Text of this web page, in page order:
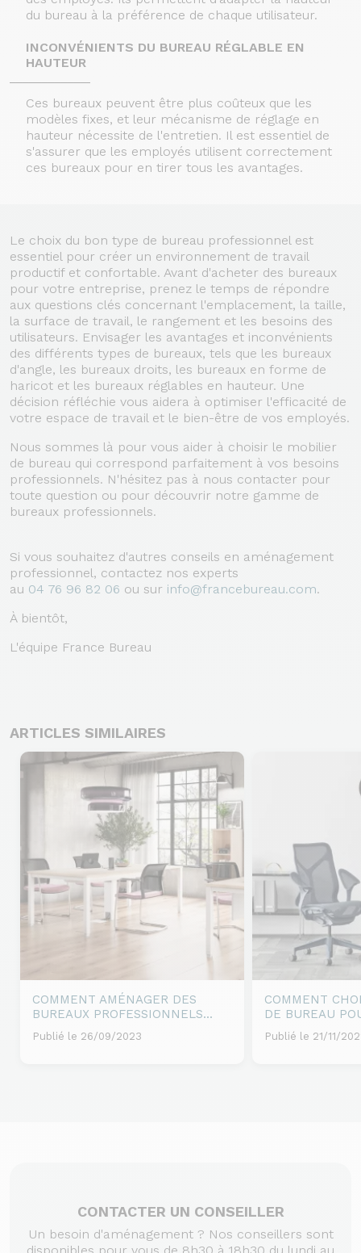
du bureau à la préférence de chaque utilisateur.
INCONVÉNIENTS DU BUREAU RÉGLABLE EN
HAUTEUR
Ces bureaux peuvent être plus coûteux que les
modèles fixes, et leur mécanisme de réglage en
hauteur nécessite de l'entretien. Il est essentiel de
s'assurer que les employés utilisent correctement
ces bureaux pour en tirer tous les avantages.
Le choix du bon type de bureau professionnel est
essentiel pour créer un environnement de travail
productif et confortable. Avant d'acheter des bureaux
pour votre entreprise, prenez le temps de répondre
aux questions clés concernant l'emplacement, la taille,
la surface de travail, le rangement et les besoins des
utilisateurs. Envisager les avantages et inconvénients
des différents types de bureaux, tels que les bureaux
d'angle, les bureaux droits, les bureaux en forme de
haricot et les bureaux réglables en hauteur. Une
décision réfléchie vous aidera à optimiser l'efficacité de
votre espace de travail et le bien-être de vos employés.
Nous sommes là pour vous aider à choisir le mobilier
de bureau qui correspond parfaitement à vos besoins
professionnels. N'hésitez pas à nous contacter pour
toute question ou pour découvrir notre gamme de
bureaux professionnels.
Si vous souhaitez d'autres conseils en aménagement
professionnel, contactez nos experts
au 04 76 96 82 06 ou sur info@francebureau.com.
À bientôt,
L'équipe France Bureau
ARTICLES SIMILAIRES
COMMENT AMÉNAGER DES
BUREAUX PROFESSIONNELS...
Publié le 26/09/2023
COMMENT
DE BUREAU
Publié le 21/11/
CONTACTER UN CONSEILLER
Un besoin d'aménagement ? Nos conseillers sont